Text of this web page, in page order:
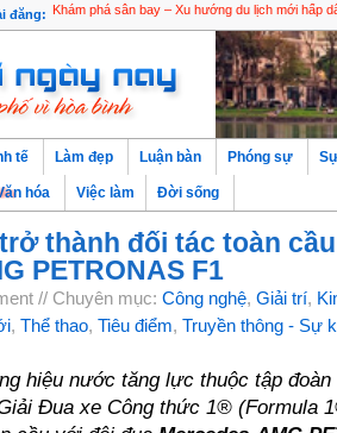
đăng:
Singapore sôi động cùng nghệ thuật, phép màu
Khám phá sân bay – Xu hướng du lịch mới hấp
tế Làm đẹp Luận bàn Phóng sự
hóa Việc làm Đời sống
thành đối tác toàn
PETRONAS F1
// Chuyên mục: Công nghệ, Giải trí,
, Thể thao, Tiêu điểm, Truyền thông - Sự
hiệu nước tăng lực thuộc tập đoàn
Đua xe Công thức 1® (Formula